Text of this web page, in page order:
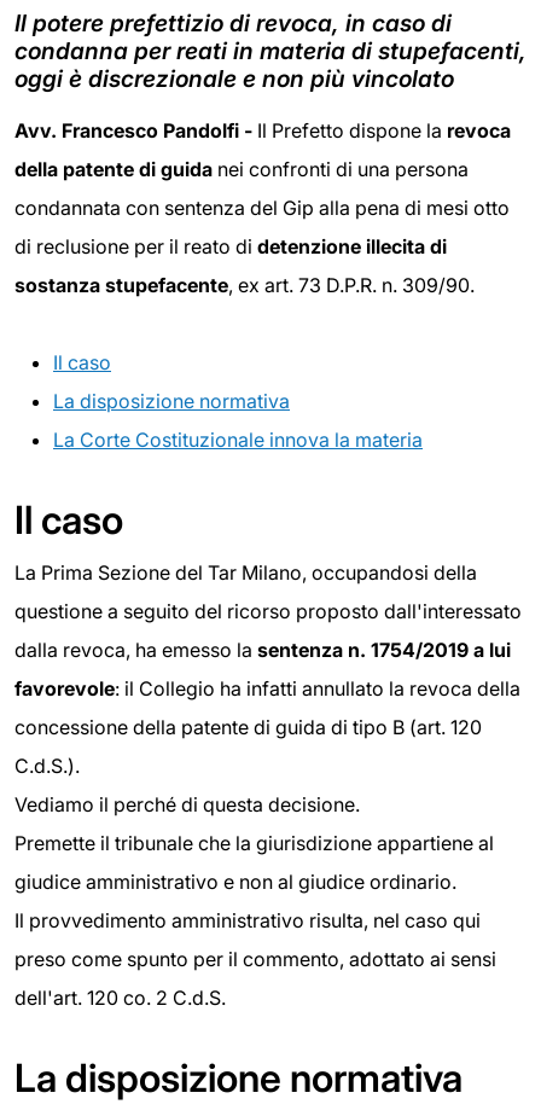
Il potere prefettizio di revoca, in caso di
condanna per reati in materia di stupefacenti,
oggi è discrezionale e non più vincolato
Avv. Francesco Pandolfi - Il Prefetto dispone la revoca
della patente di guida nei confronti di una persona
condannata con sentenza del Gip alla pena di mesi otto
di reclusione per il reato di detenzione illecita di
sostanza stupefacente, ex art. 73 D.P.R. n. 309/90.
Il caso
La disposizione normativa
La Corte Costituzionale innova la materia
Il caso
La Prima Sezione del Tar Milano, occupandosi della
questione a seguito del ricorso proposto dall'interessato
dalla revoca, ha emesso la sentenza n. 1754/2019 a lui
favorevole: il Collegio ha infatti annullato la revoca della
concessione della patente di guida di tipo B (art. 120
C.d.S.).
Vediamo il perché di questa decisione.
Premette il tribunale che la giurisdizione appartiene al
giudice amministrativo e non al giudice ordinario.
Il provvedimento amministrativo risulta, nel caso qui
preso come spunto per il commento, adottato ai sensi
dell'art. 120 co. 2 C.d.S.
La disposizione normativa